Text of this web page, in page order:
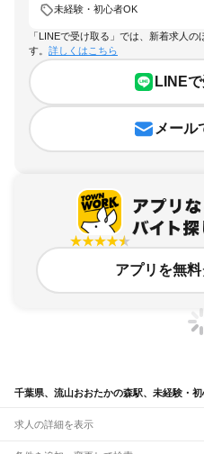
未経験・初心者OK
「LINEで受け取る」では、新着求人
す。 詳しくはこちら
LINE
メール
アプリを無
千葉県、流山おおたかの森駅、未経験・
求人の詳細を表示